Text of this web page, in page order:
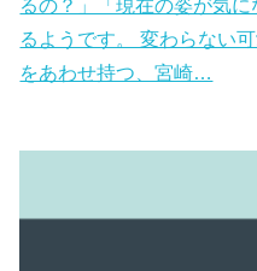
るの？」「現在の姿が気
るようです。 変わらない
をあわせ持つ、宮崎…